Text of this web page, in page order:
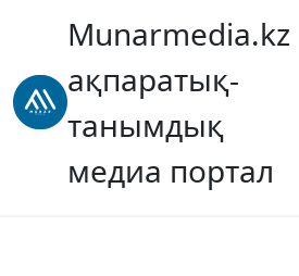
Munarmedia.kz
ақпаратық-
танымдық
медиа портал